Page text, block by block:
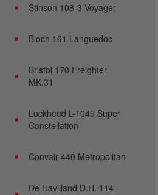
Stinson 108-3 Voyager
Bloch 161 Languedoc
Bristol 170 Freighter
MK.31
Lockheed L-1049 Super
Constellation
Convair 440 Metropolitan
De Havilland D.H. 114